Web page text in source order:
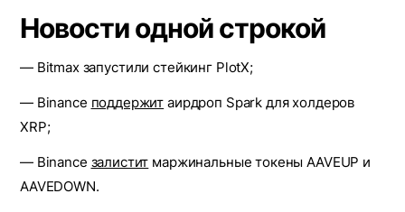
Новости одной строкой
— Bitmax запустили стейкинг PlotX;
— Binance поддержит аирдроп Spark для холдеров
XRP;
— Binance залистит маржинальные токены AAVEUP и
AAVEDOWN.